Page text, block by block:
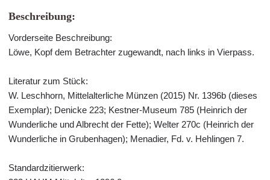
Beschreibung:
Vorderseite Beschreibung:
Löwe, Kopf dem Betrachter zugewandt, nach links in Vierpass.
Literatur zum Stück:
W. Leschhorn, Mittelalterliche Münzen (2015) Nr. 1396b (dieses
Exemplar); Denicke 223; Kestner-Museum 785 (Heinrich der
Wunderliche und Albrecht der Fette); Welter 270c (Heinrich der
Wunderliche in Grubenhagen); Menadier, Fd. v. Hehlingen 7.
Standardzitierwerk: